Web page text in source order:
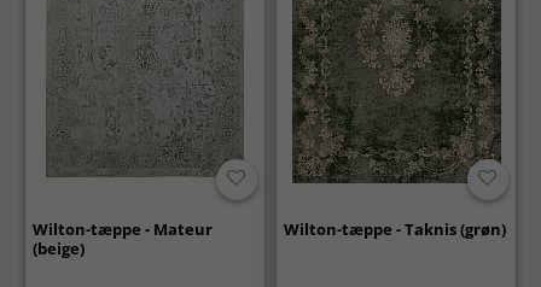
Wilton-tæppe - Mateur
(beige)
Wilton-tæppe - Taknis (grøn)